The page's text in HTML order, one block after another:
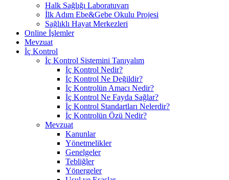
Halk Sağlığı Laboratuvarı
İlk Adım Ebe&Gebe Okulu Projesi
Sağlıklı Hayat Merkezleri
Online İşlemler
Mevzuat
İç Kontrol
İç Kontrol Sistemini Tanıyalım
İç Kontrol Nedir?
İç Kontrol Ne Değildir?
İç Kontrolün Amacı Nedir?
İç Kontrol Ne Fayda Sağlar?
İç Kontrol Standartları Nelerdir?
İç Kontrolün Özü Nedir?
Mevzuat
Kanunlar
Yönetmelikler
Genelgeler
Tebliğler
Yönergeler